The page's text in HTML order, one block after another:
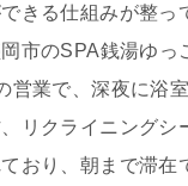
きる仕組みが整っ
市のSPA銭湯ゆっ
営業で、深夜に浴
リクライニングシ
おり、朝まで滞在